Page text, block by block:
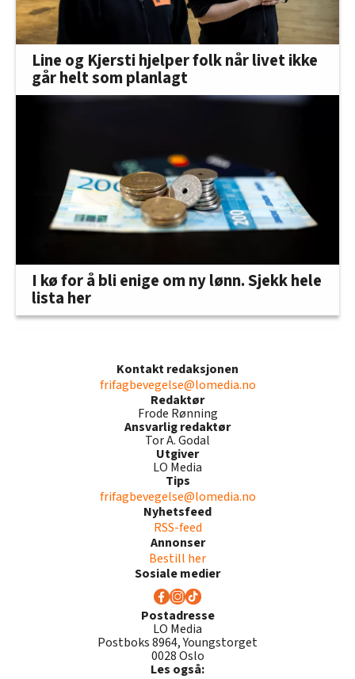
Line og Kjersti hjelper folk når livet ikke
går helt som planlagt
I kø for å bli enige om ny lønn. Sjekk hele
lista her
Kontakt redaksjonen
frifagbevegelse@lomedia.no
Redaktør
Frode Rønning
Ansvarlig redaktør
Tor A. Godal
Utgiver
LO Media
Tips
frifagbevegelse@lomedia.no
Nyhetsfeed
RSS-feed
Annonser
Bestill her
Sosiale medier
Postadresse
LO Media
Postboks 8964, Youngstorget
0028 Oslo
Les også: